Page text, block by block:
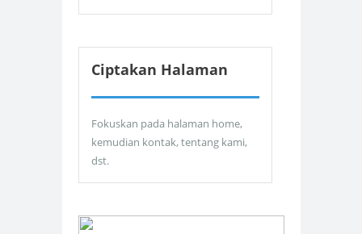
Ciptakan Halaman
Fokuskan pada halaman home,
kemudian kontak, tentang kami,
dst.